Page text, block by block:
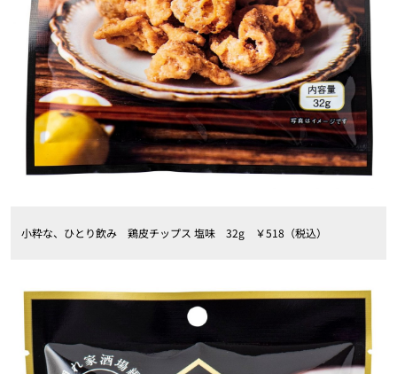
小粋な、ひとり飲み 鶏皮チップス 塩味 32g ￥518（税込）